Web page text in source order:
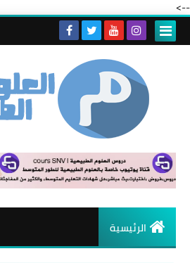
-->
الرئيسية